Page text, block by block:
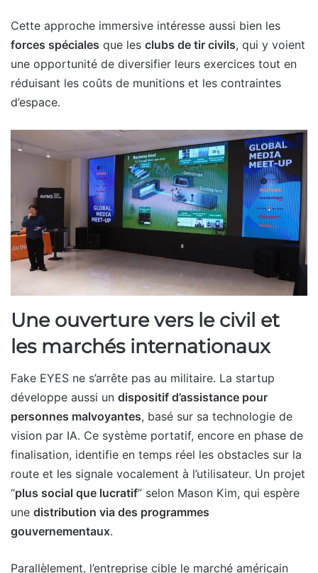
Cette approche immersive intéresse aussi bien les
forces spéciales que les clubs de tir civils, qui y voient
une opportunité de diversifier leurs exercices tout en
réduisant les coûts de munitions et les contraintes
d’espace.
Une ouverture vers le civil et
les marchés internationaux
Fake EYES ne s’arrête pas au militaire. La startup
développe aussi un dispositif d’assistance pour
personnes malvoyantes, basé sur sa technologie de
vision par IA. Ce système portatif, encore en phase de
finalisation, identifie en temps réel les obstacles sur la
route et les signale vocalement à l’utilisateur. Un projet
“plus social que lucratif” selon Mason Kim, qui espère
une distribution via des programmes
gouvernementaux.
Parallèlement, l’entreprise cible le marché américain